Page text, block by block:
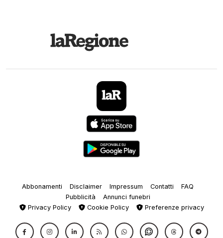
Abbonamenti Disclaimer Impressum Contatti
FAQ
Pubblicità
Annunci funebri
Privacy Policy
Cookie Policy Preferenze privacy